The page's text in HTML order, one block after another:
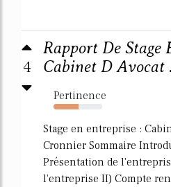
4
Rapport De Stage
Cabinet D Avocat
Pertinence
52%
Stage en entreprise :
Cronnier Sommaire
Présentation de
l'entreprise II) Compte